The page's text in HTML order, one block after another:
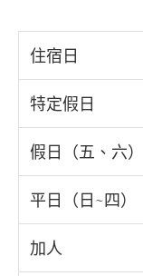
住宿日
特定假日
假日（五、六）
平日（日~四）
加人